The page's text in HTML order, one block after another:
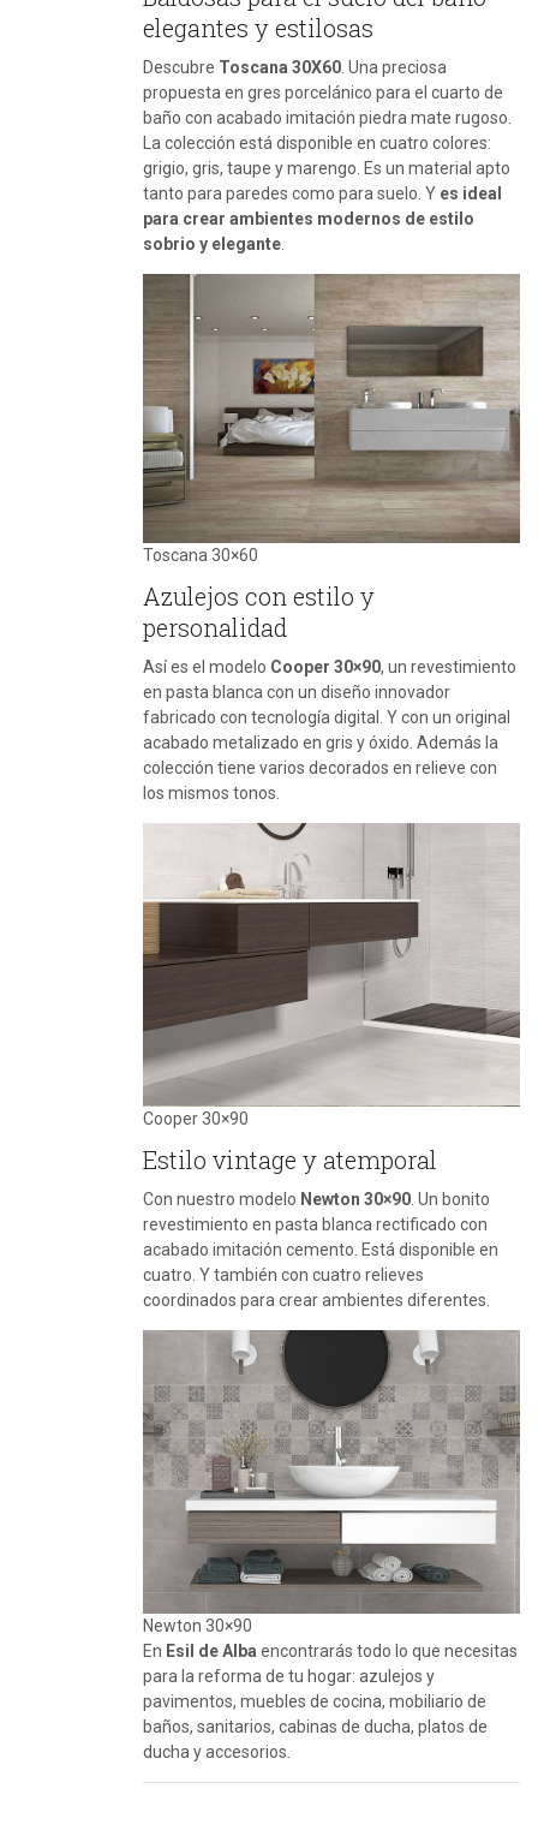
elegantes y estilosas
Descubre Toscana 30X60. Una preciosa
propuesta en gres porcelánico para el cuarto de
baño con acabado imitación piedra mate rugoso.
La colección está disponible en cuatro colores:
grigio, gris, taupe y marengo. Es un material apto
tanto para paredes como para suelo. Y es ideal
para crear ambientes modernos de estilo
sobrio y elegante.
Toscana 30×60
Azulejos con estilo y
personalidad
Así es el modelo Cooper 30×90, un revestimiento
en pasta blanca con un diseño innovador
fabricado con tecnología digital. Y con un original
acabado metalizado en gris y óxido. Además la
colección tiene varios decorados en relieve con
los mismos tonos.
Cooper 30×90
Estilo vintage y atemporal
Con nuestro modelo Newton 30×90. Un bonito
revestimiento en pasta blanca rectificado con
acabado imitación cemento. Está disponible en
cuatro. Y también con cuatro relieves
coordinados para crear ambientes diferentes.
Newton 30×90
En Esil de Alba encontrarás todo lo que necesitas
para la reforma de tu hogar: azulejos y
pavimentos, muebles de cocina, mobiliario de
baños, sanitarios, cabinas de ducha, platos de
ducha y accesorios.